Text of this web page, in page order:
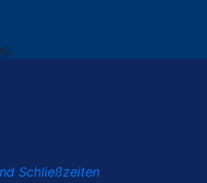
Schließzeiten